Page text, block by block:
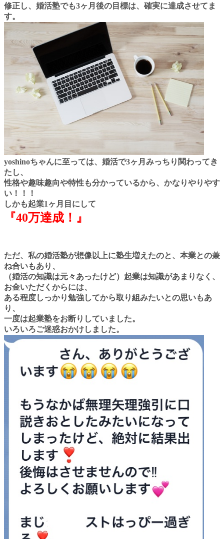
修正し、婚活塾でも3ヶ月後の目標は、確実に達成させてま
す。
yoshinoちゃんに至っては、 婚活で3ヶ月みっちり関わってき
たし、
性格や趣味趣向や特性も分かっているから、 かなりやりやす
い！！！
しかも起業1ヶ月目にして
『40万達成！』
ただ、私の婚活塾が想像以上に塾生増えたのと、 本業との兼
ね合いもあり、
（婚活の知識は元々あったけど）起業は知識があまりなく、
お金いただくからには、
ある程度しっかり勉強してから取り組みたいとの思いもあ
り、
一度は起業塾をお断りしていました。
いろいろご迷惑おかけしました。